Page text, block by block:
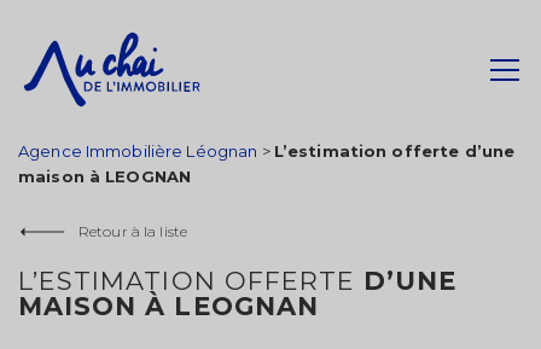
Agence Immobilière Léognan > L’estimation offerte d’une
maison à LEOGNAN
Retour à la liste
L’ESTIMATION OFFERTE D’UNE
MAISON À LEOGNAN